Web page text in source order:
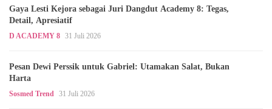
Gaya Lesti Kejora sebagai Juri Dangdut Academy 8: Tegas,
Detail, Apresiatif
D ACADEMY 8 31 Juli 2026
Pesan Dewi Perssik untuk Gabriel: Utamakan Salat, Bukan
Harta
Sosmed Trend 31 Juli 2026